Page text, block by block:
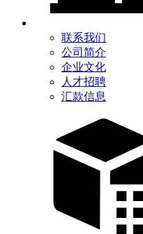
联系我们
公司简介
企业文化
人才招聘
汇款信息